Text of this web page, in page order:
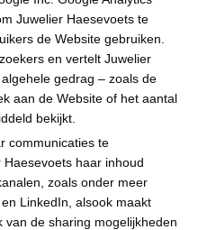
Juwelier Haesevoets te
de Website gebruiken.
en vertelt Juwelier
gedrag – zoals de
aan de Website of het aantal
bekijkt.
communicaties te
haar inhoud
zoals onder meer
LinkedIn, alsook maakt
van de sharing mogelijkheden